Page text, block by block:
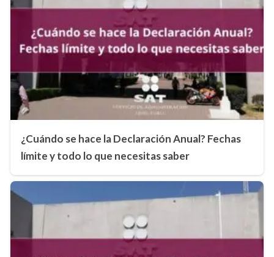
¿Cuándo se hace la Declaración Anual? Fechas
límite y todo lo que necesitas saber